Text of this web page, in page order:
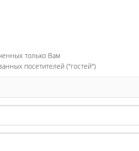
только Вам
посетителей ("гостей")